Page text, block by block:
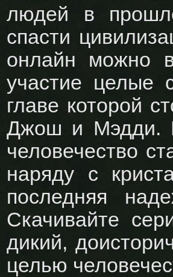
людей в
спасти
онлайн можно
участие
главе которой
Джош и Мэдди.
человечество
наряду с
последняя
Скачивайте
дикий,
целью